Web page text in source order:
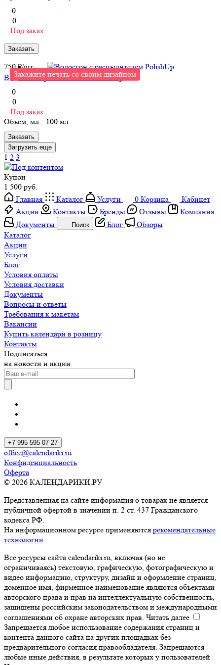
0
0
Под заказ
Заказать
Закажите печать со своим дизайном
750 ₽/шт
Водосгон с распылителем PolishUp
0
0
Под заказ
Заказать
Объем, мл: 100 мл
Загрузить еще
1 2 3
Купон
1 500 руб.
Главная
Каталог Услуги 0 Корзина
Кабинет
Акции
Контакты Бренды Отзывы
Компания
Документы
Поиск Блог
Обзоры
Каталог
Акции
Услуги
Блог
Условия оплаты
Условия доставки
Документы
Вопросы и ответы
Требования к макетам
Вакансии
Купить календари в розницу
Контакты
Подписаться
на новости и акции
+7 995 595 07 27
office@calendariki.ru
Конфиденциальность
Оферта
© 2026 КАЛЕНДАРИКИ.РУ
Представленная на сайте информация о товарах не является
публичной офертой в значении п. 2 ст. 437 Гражданского
кодекса РФ.
На информационном ресурсе применяются рекомендательные
технологии.
Все ресурсы сайта calendariki.ru, включая (но не
ограничиваясь) текстовую, графическую, фотографическую и
видео информацию, структуру, дизайн и оформление страниц,
доменное имя, фирменное наименование являются объектами
авторского права и прав на интеллектуальную собственность,
защищены российским законодательством и международными
соглашениями об охране авторских прав. Читать далее
Запрещается любое использование содержания страниц и
контента данного сайта на других площадках без
предварительного согласия правообладателя. Запрещаются
любые иные действия, в результате которых у пользователей